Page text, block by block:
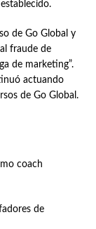
de Go Global y
fraude de
de marketing”.
actuando
de Go Global.
coach
de